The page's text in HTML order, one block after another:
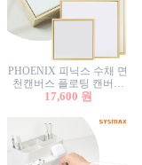
PHOENIX 피닉스 수채 면
천캔버스 플로팅 캔버스
프레임세트 30x30cm/액자
17,600 원